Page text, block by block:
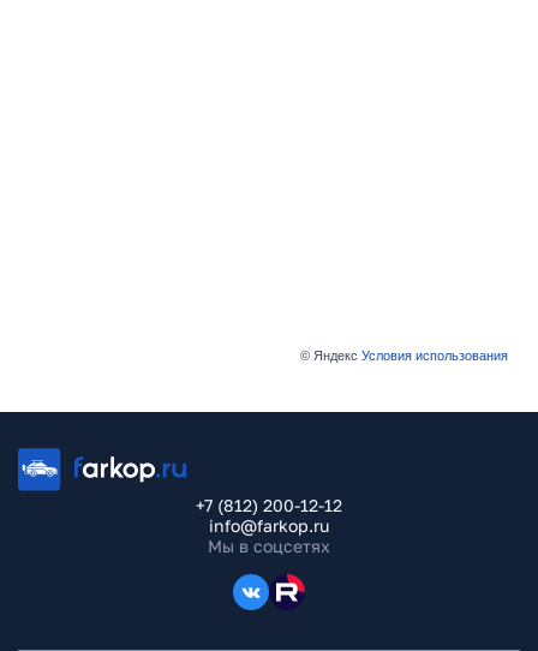
© Яндекс Условия использования
+7 (812) 200-12-12
info@farkop.ru
Мы в соцсетях